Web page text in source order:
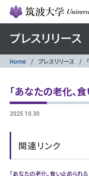
プレスリリース
Home プレスリリース
「あなたの老化、
2025.10.30
関連リンク
「あなたの老化、食い止められる